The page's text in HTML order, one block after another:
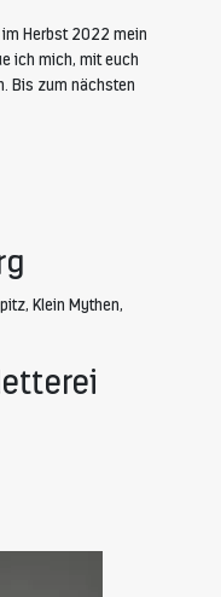
Herbst 2022 mein
ich mich, mit euch
Bis zum nächsten
Klein Mythen,